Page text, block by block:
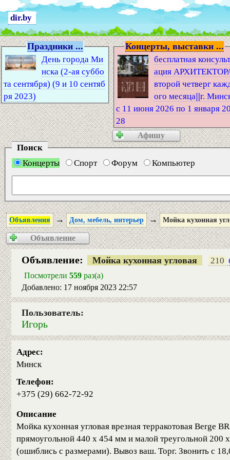
dir.by
Праздники ...
День города Ми
нска (2-ая суббо
та сентября) (9 и 10 сентяб
ря 2023)
Концерты, выставки ...
бесплатная
ация
второй четверг
ого месяца|||г.
с 11 июня 2026 по 1 января
28
Афишу
Поиск
Концерты
Спорт Форум Компьютер
Объявления → Дом, мебель, интерьер → Мойка кухонная
Объявление
Объявление: Мойка кухонная угловая 210
Посмотрели 559 раз(а)
Добавлено: 17 ноября 2023 22:57
Пользователь:
Игорь
Адрес:
Минск
Телефон:
+375 (29) 662-72-92
Описание
Мойка кухонная угловая врезная терракотовая Berge
прямоугольной 440 х 454 мм и малой треугольной 200
(ошиблись с размерами). Вывоз ваш. Торг. Звонить с